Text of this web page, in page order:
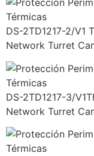
DS-2TD1217-2/V1
Network Turret
DS-2TD1217-3/
Network Turret